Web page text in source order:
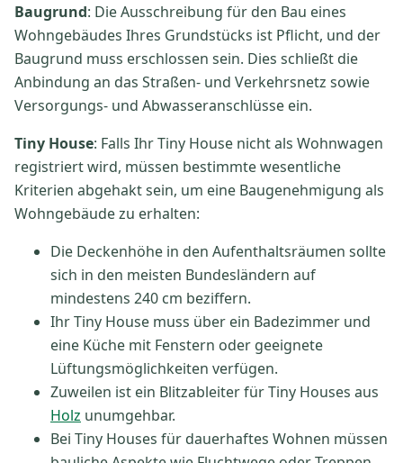
Baugrund: Die Ausschreibung für den Bau eines
Wohngebäudes Ihres Grundstücks ist Pflicht, und der
Baugrund muss erschlossen sein. Dies schließt die
Anbindung an das Straßen- und Verkehrsnetz sowie
Versorgungs- und Abwasseranschlüsse ein.
Tiny House: Falls Ihr Tiny House nicht als Wohnwagen
registriert wird, müssen bestimmte wesentliche
Kriterien abgehakt sein, um eine Baugenehmigung als
Wohngebäude zu erhalten:
Die Deckenhöhe in den Aufenthaltsräumen sollte
sich in den meisten Bundesländern auf
mindestens 240 cm beziffern.
Ihr Tiny House muss über ein Badezimmer und
eine Küche mit Fenstern oder geeignete
Lüftungsmöglichkeiten verfügen.
Zuweilen ist ein Blitzableiter für Tiny Houses aus
Holz unumgehbar.
Bei Tiny Houses für dauerhaftes Wohnen müssen